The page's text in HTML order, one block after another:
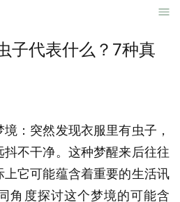
子代表什么？7种真
：突然发现衣服里有虫子，
不干净。这种梦醒来后往往
它可能蕴含着重要的生活讯
角度探讨这个梦境的可能含